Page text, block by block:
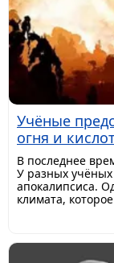
Учёные
огня и
В последнее
У разных
апокалипсиса.
климата,